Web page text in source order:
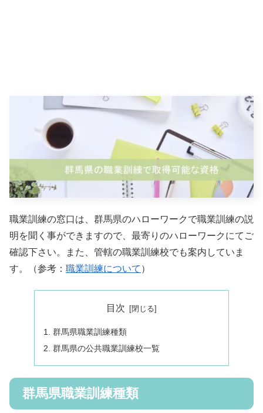
職業訓練の窓口は、群馬県のハローワークで職業訓練の説
明を聞く事ができますので、最寄りのハローワークにてご
確認下さい。また、管轄の職業訓練校でも案内していま
す。（参考： 職業訓練について ）
目次
群馬県職業訓練種類
群馬県の公共職業訓練校一覧
群馬県職業訓練種類